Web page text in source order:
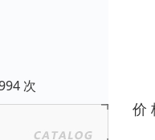
次
价